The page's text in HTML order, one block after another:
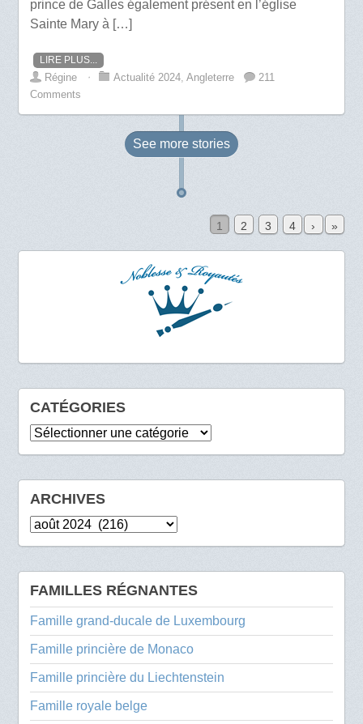
prince de Galles également présent en l’église
Sainte Mary à […]
LIRE PLUS...
Régine ⋅ Actualité 2024 ,Angleterre
211
Comments
See more stories
1 2 3 4 › »
CATÉGORIES
Catégories
ARCHIVES
Archives
FAMILLES RÉGNANTES
Famille grand-ducale de Luxembourg
Famille princière de Monaco
Famille princière du Liechtenstein
Famille royale belge